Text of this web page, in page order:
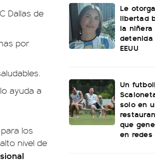
Dallas de
por
ayuda a
los
nivel de
Le
libertad
la
detenida
EEUU
Un
solo en
que
en redes